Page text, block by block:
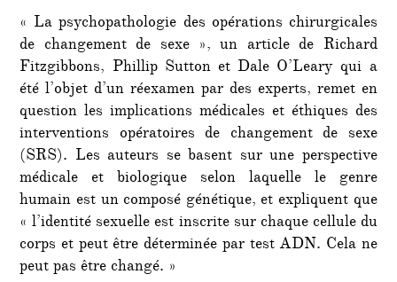
« La psychopathologie des opérations chirurgicales
de changement de sexe », un article de Richard
Fitzgibbons, Phillip Sutton et Dale O’Leary qui a
été l’objet d’un réexamen par des experts, remet en
question les implications médicales et éthiques des
interventions opératoires de changement de sexe
(SRS). Les auteurs se basent sur une perspective
médicale et biologique selon laquelle le genre
humain est un composé génétique, et expliquent que
« l’identité sexuelle est inscrite sur chaque cellule du
corps et peut être déterminée par test ADN. Cela ne
peut pas être changé. »